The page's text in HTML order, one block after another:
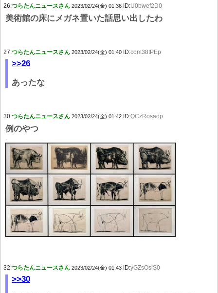
26:つらたんニュースさん 2023/02/24(金) 01:36 ID:U0bwef2D0
美術館の床にメガネ置いた話思い出したわ
27:つらたんニュースさん 2023/02/24(金) 01:40 ID:com38tPEp
>>26
あったな
30:つらたんニュースさん 2023/02/24(金) 01:42 ID:QCzRosaop
例のやつ
32:つらたんニュースさん 2023/02/24(金) 01:43 ID:yGZsOsiS0
>>30